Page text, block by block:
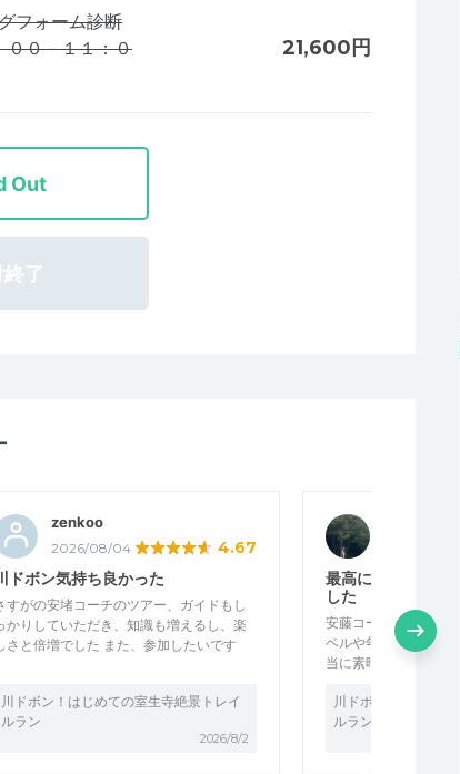
フォーム診断
００－１１：０
21,600円
Out
了
zenkoo
2026/08/04 4.67
ドボン気持ち良かった
すがの安堵コーチのツアー、ガイドもし
かりしていただき、知識も増えるし、楽
さと倍増でした また、参加したいです
川ドボン！はじめての室生寺絶景トレイ
ルラン
2026/8/2
最高に素晴らしい
した
安藤コーチのイベント
ベルや年齢も様々な
当に素晴らしいし、
川ドボン！はじめて
ルラン